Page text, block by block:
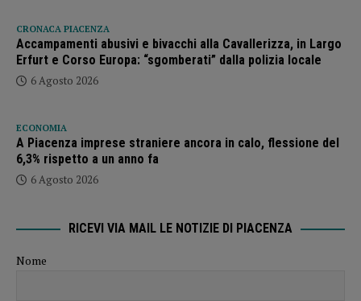
CRONACA PIACENZA
Accampamenti abusivi e bivacchi alla Cavallerizza, in Largo
Erfurt e Corso Europa: “sgomberati” dalla polizia locale
6 Agosto 2026
ECONOMIA
A Piacenza imprese straniere ancora in calo, flessione del
6,3% rispetto a un anno fa
6 Agosto 2026
RICEVI VIA MAIL LE NOTIZIE DI PIACENZA
Nome